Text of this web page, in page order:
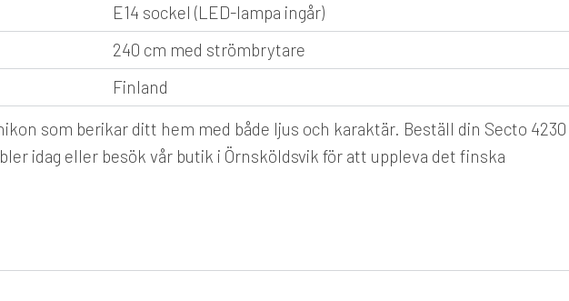
E14 sockel (LED-lampa ingår)
240 cm med strömbrytare
Finland
som berikar ditt hem med både ljus och karaktär. Beställ din Secto 4230
idag eller besök vår butik i Örnsköldsvik för att uppleva det finska